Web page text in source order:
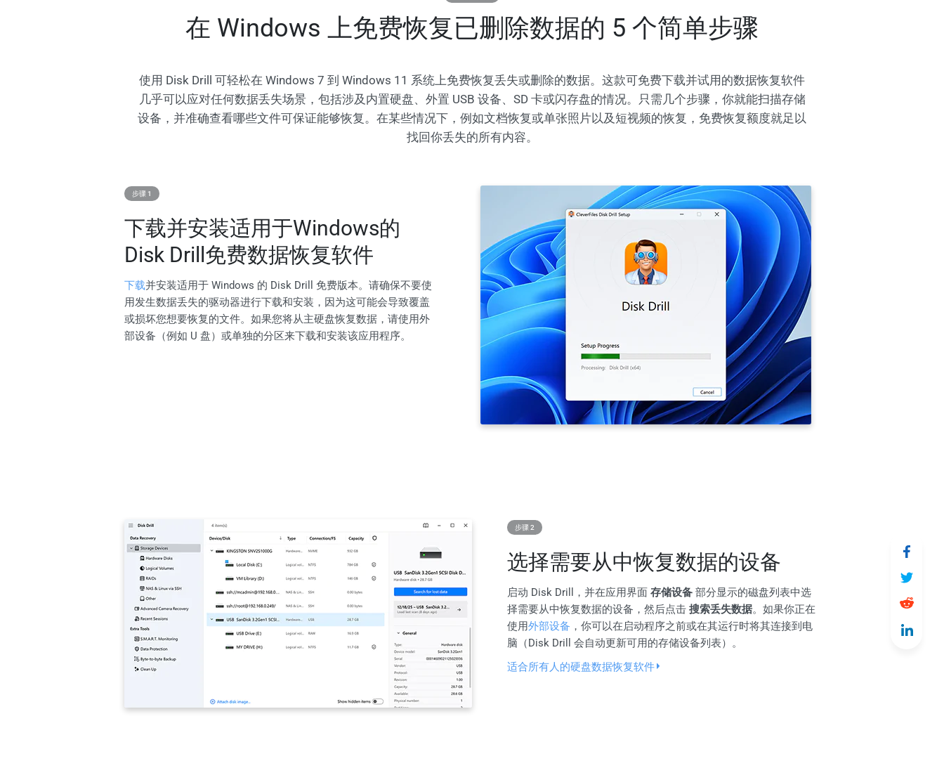
在 Windows 上免费恢复已删除数据的 5 个简单步骤
使用 Disk Drill 可轻松在 Windows 7 到 Windows 11 系统上免费恢复丢失或删除的数据。这款可免费下载并试用的数据恢复软件
几乎可以应对任何数据丢失场景，包括涉及内置硬盘、外置 USB 设备、SD 卡或闪存盘的情况。只需几个步骤，你就能扫描存储
设备，并准确查看哪些文件可保证能够恢复。在某些情况下，例如文档恢复或单张照片以及短视频的恢复，免费恢复额度就足以
找回你丢失的所有内容。
步骤 1
下载并安装适用于Windows的
Disk Drill免费数据恢复软件
下载并安装适用于 Windows 的 Disk Drill 免费版本。请确保不要使
用发生数据丢失的驱动器进行下载和安装，因为这可能会导致覆盖
或损坏您想要恢复的文件。如果您将从主硬盘恢复数据，请使用外
部设备（例如 U 盘）或单独的分区来下载和安装该应用程序。
步骤 2
选择需要从中恢复数据的设备
启动 Disk Drill，并在应用界面 存储设备 部分显示的磁盘列表中选
择需要从中恢复数据的设备，然后点击 搜索丢失数据。如果你正在
使用外部设备 ，你可以在启动程序之前或在其运行时将其连接到电
脑（Disk Drill 会自动更新可用的存储设备列表）。
适合所有人的硬盘数据恢复软件